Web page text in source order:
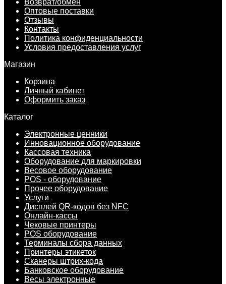
Оптовые поставки
Отзывы
Контакты
Политика конфиденциальности
Условия предоставления услуг
Магазин
Корзина
Личный кабинет
Оформить заказ
Каталог
Электронные ценники
Инновационное оборудование
Кассовая техника
Оборудование для маркировки
Весовое оборудование
POS - оборудование
Прочее оборудование
Услуги
Дисплей QR-кодов без NFC
Онлайн-кассы
Чековые принтеры
POS оборудование
Терминалы сбора данных
Принтеры этикеток
Сканеры штрих-кода
Банковское оборудование
Весы электронные